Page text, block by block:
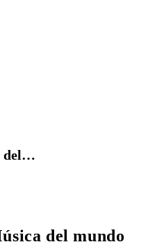
del…
del mundo